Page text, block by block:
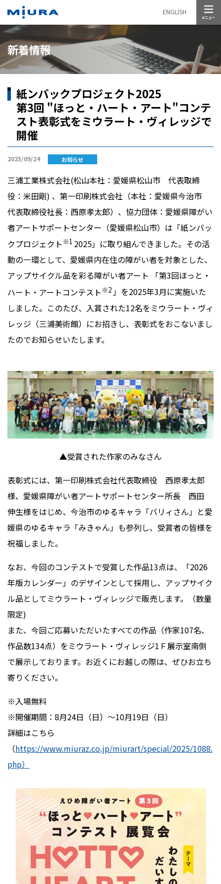
ENGLISH
新着情報
紙ンバックプロジェクト2025
第3回 "ほっと・ハート・アート"コンテ
スト表彰式をミウラート・ヴィレッジで
開催
2025/09/24 お知らせ
三浦工業株式会社(松山本社：愛媛県松山市 代表取締
役：米田剛) 、第一印刷株式会社（本社：愛媛県今治市
代表取締役社長：西原孝太郎）、協力団体：愛媛県障がい
者アートサポートセンター（愛媛県松山市）は「紙ンバッ
クプロジェクト ※1 2025」に取り組んできました。その活
動の一環として、愛媛県内在住の障がい者を対象とした、
アップサイクル品を彩る障がい者アート 「第3回ほっと・
ハート・アートコンテスト ※2」を2025年3月に実施いた
しました。このたび、入賞された12名をミウラート・ヴィ
レッジ（三浦美術館）にお招きし、表彰式をおこないまし
たのでお知らせいたします。
▲受賞された作家のみなさん
表彰式には、第一印刷株式会社代表取締役 西原孝太郎
様、愛媛県障がい者アートサポートセンター所長 西田
伸生様をはじめ、今治市のゆるキャラ「バリィさん」と愛
媛県のゆるキャラ「みきゃん」も参列し、受賞者の皆様を
祝福しました。
なお、今回のコンテストで受賞した作品13点は、「2026
年版カレンダー」のデザインとして採用し、アップサイク
ル品としてミウラート・ヴィレッジで販売します。（数量
限定)
また、今回ご応募いただいたすべての作品（作家107名、
作品数134点）をミウラート・ヴィレッジ1 Ｆ展示室南側
で展示しております。お近くにお越しの際は、ぜひお立ち
寄りください。
※ 入場無料
※開催期間： 8月24日（日）〜10月19日（日）
詳細はこちら
（https://www.miuraz.co.jp/miurart/special/2025/1088.
php）